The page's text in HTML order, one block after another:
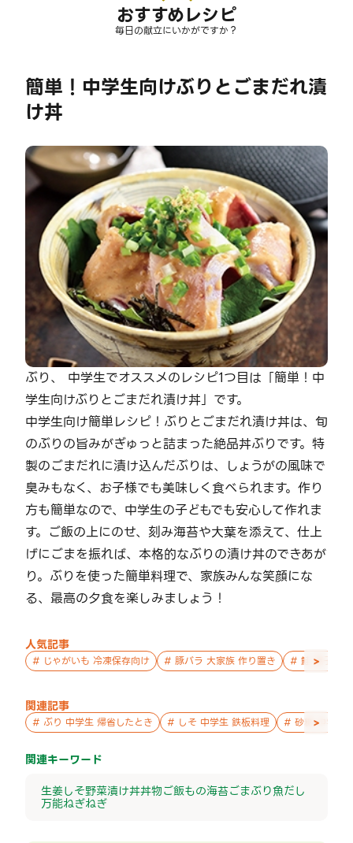
おすすめレシピ
毎日の献立にいかがですか？
簡単！中学生向けぶりとごまだれ漬
け丼
ぶり、 中学生でオススメのレシピ1つ目は「簡単！中
学生向けぶりとごまだれ漬け丼」です。
中学生向け簡単レシピ！ぶりとごまだれ漬け丼は、旬
のぶりの旨みがぎゅっと詰まった絶品丼ぶりです。特
製のごまだれに漬け込んだぶりは、しょうがの風味で
臭みもなく、お子様でも美味しく食べられます。作り
方も簡単なので、中学生の子どもでも安心して作れま
す。ご飯の上にのせ、刻み海苔や大葉を添えて、仕上
げにごまを振れば、本格的なぶりの漬け丼のできあが
り。ぶりを使った簡単料理で、家族みんな笑顔にな
る、最高の夕食を楽しみましょう！
人気記事
# じゃがいも 冷凍保存向け # 豚バラ 大家族 作り置き # 鮭 親子 作
>
関連記事
# ぶり 中学生 帰省したとき # しそ 中学生 鉄板料理 # 砂糖 中学生
>
関連キーワード
生姜しそ野菜漬け丼丼物ご飯もの海苔ごまぶり魚だし
万能ねぎねぎ